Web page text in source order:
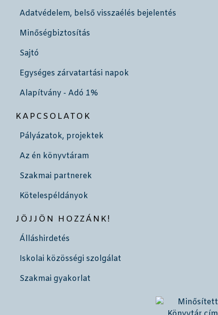
Adatvédelem, belső visszaélés bejelentés
Minőségbiztosítás
Sajtó
Egységes zárvatartási napok
Alapítvány - Adó 1%
KAPCSOLATOK
Pályázatok, projektek
Az én könyvtáram
Szakmai partnerek
Kötelespéldányok
JÖJJÖN HOZZÁNK!
Álláshirdetés
Iskolai közösségi szolgálat
Szakmai gyakorlat